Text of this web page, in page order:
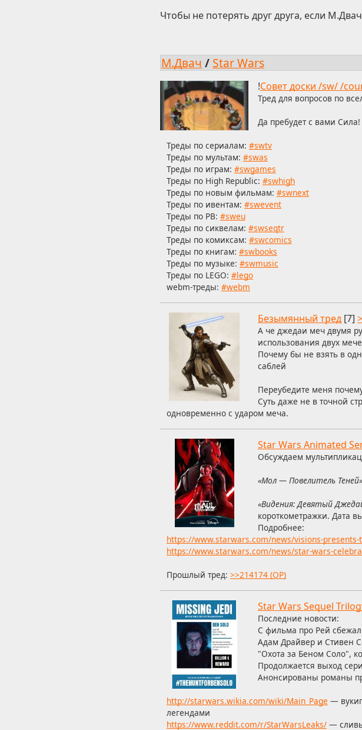
Чтобы не потерять друг друга, если
М.Двач / Star Wars
!Совет доски /sw/ /
Тред для вопросов по
Да пребудет с вами Сила!
Треды по сериалам: #swtv
Треды по мультам: #swas
Треды по играм: #swgames
Треды по High Republic: #swhigh
Треды по новым фильмам: #swnext
Треды по ивентам: #swevent
Треды по РВ: #sweu
Треды по сиквелам: #swseqtr
Треды по комиксам: #swcomics
Треды по книгам: #swbooks
Треды по музыке: #swmusic
Треды по LEGO: #lego
webm-треды: #webm
Безымянный тред [7]
А че джедаи меч двумя
использования двух
Почему бы не взять в
саблей
Переубедите меня
Суть даже не в точной
одновременно с ударом меча.
Star Wars Animated
Обсуждаем
«Мол — Повелитель Теней»
«Видения: Девятый
короткометражки. Дата
Подробнее:
https://www.starwars.com/news/visions-presents-
https://www.starwars.com/news/star-wars-
Прошлый тред: >>214174 (OP)
Star Wars Sequel
Последние новости:
С фильма про Рей
Адам Драйвер и Стивен
"Охота за Беном Соло",
Продолжается выход
Анонсированы романы
http://starwars.wikia.com/wiki/Main_Page —
легендами
https://www.reddit.com/r/StarWarsLeaks/—